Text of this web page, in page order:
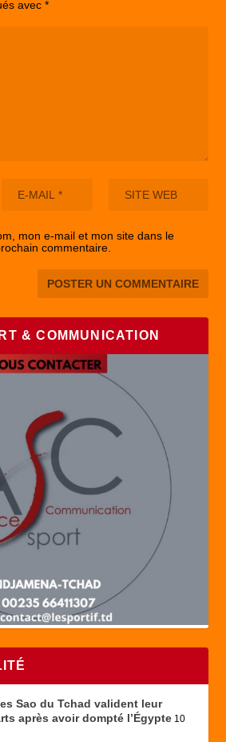
avec*
mon e-mail et mon site dans le
commentaire.
& COMMUNICATION
Sao du Tchad valident leur
après avoir dompté l’Égypte 10